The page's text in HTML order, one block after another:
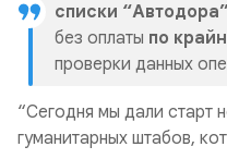
списки
без оплаты по
проверки данных
“Сегодня мы дали
гуманитарных штабов,